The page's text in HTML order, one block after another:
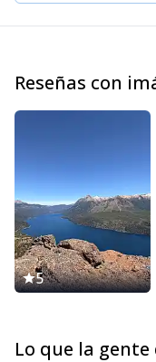
Reseñas con
5
Lo que la